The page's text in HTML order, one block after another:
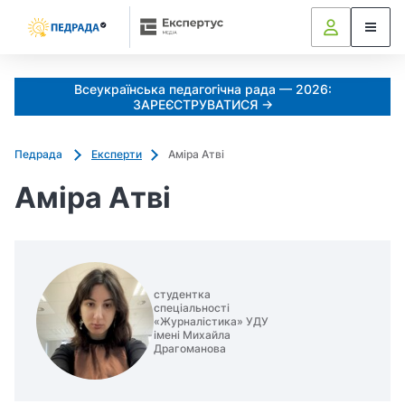
Всеукраїнська педагогічна рада — 2026:
ЗАРЕЄСТРУВАТИСЯ →
Педрада Експерти Аміра Атві
Аміра Атві
студентка
спеціальності
«Журналістика» УДУ
імені Михайла
Драгоманова